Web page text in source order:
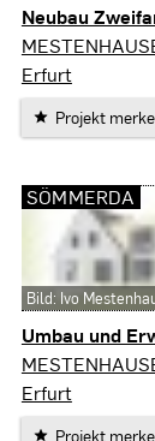
Neubau
Arnstadt
Erfurt
Projekt
Umbau und
Sömmerda
Erfurt
Projekt
SÖMMERDA
Bild: Ivo